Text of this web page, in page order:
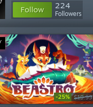
Follow 224
Followers
-25% $19.99